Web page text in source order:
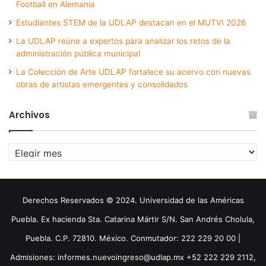
Football en Alemania
Estudiantes STEM de la UDLAP destacan en el MUTVI 2026
La UDLAP reúne a expertos para analizar los retos de la
administración pública municipal
La Colección de Arte UDLAP fortalece su acervo con nuevas
obras de artistas emergentes y consolidados
Archivos
Archivos
Derechos Reservados © 2024. Universidad de las Américas
Puebla. Ex hacienda Sta. Catarina Mártir S/N. San Andrés Cholula,
Puebla. C.P. 72810. México. Conmutador: 222 229 20 00 |
Admisiones: informes.nuevoingreso@udlap.mx +52 222 229 2112,